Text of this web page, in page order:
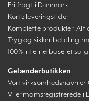
Fri fragt i Danmark
Korte leveringstider
Komplette produkter. Alt
Tryg og sikker betaling
100% internetbaseret salg
Gelænderbutikken
Vort virksomhedsnavn
Vi er momsregistrerede i